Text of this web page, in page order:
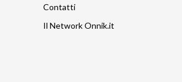
Contatti
Il Network Onnik.it